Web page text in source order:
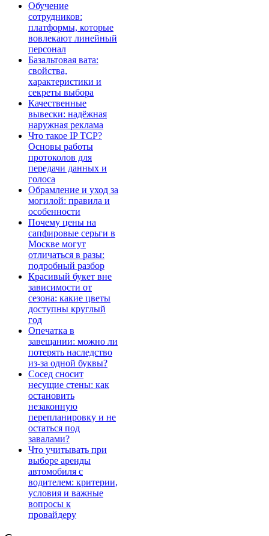
Обучение
сотрудников:
платформы, которые
вовлекают линейный
персонал
Базальтовая вата:
свойства,
характеристики и
секреты выбора
Качественные
вывески: надёжная
наружная реклама
Что такое IP TCP?
Основы работы
протоколов для
передачи данных и
голоса
Обрамление и уход за
могилой: правила и
особенности
Почему цены на
сапфировые серьги в
Москве могут
отличаться в разы:
подробный разбор
Красивый букет вне
зависимости от
сезона: какие цветы
доступны круглый
год
Опечатка в
завещании: можно ли
потерять наследство
из-за одной буквы?
Сосед сносит
несущие стены: как
остановить
незаконную
перепланировку и не
остаться под
завалами?
Что учитывать при
выборе аренды
автомобиля с
водителем: критерии,
условия и важные
вопросы к
провайдеру